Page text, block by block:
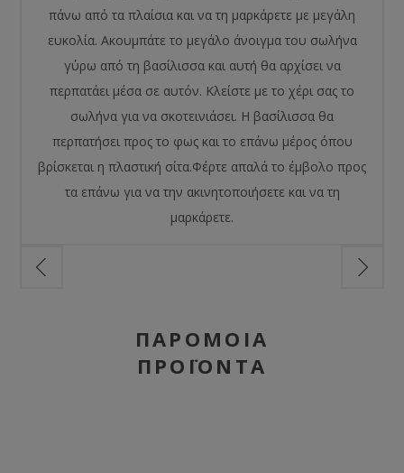
πάνω από τα πλαίσια και να τη μαρκάρετε με μεγάλη
ευκολία. Ακουμπάτε το μεγάλο άνοιγμα του σωλήνα
γύρω από τη βασίλισσα και αυτή θα αρχίσει να
περπατάει μέσα σε αυτόν. Κλείστε με το χέρι σας το
σωλήνα για να σκοτεινιάσει. Η βασίλισσα θα
περπατήσει προς το φως και το επάνω μέρος όπου
βρίσκεται η πλαστική σίτα.Φέρτε απαλά το έμβολο προς
τα επάνω για να την ακινητοποιήσετε και να τη
μαρκάρετε.
ΠΑΡΌΜΟΙΑ
ΠΡΟΪΌΝΤΑ